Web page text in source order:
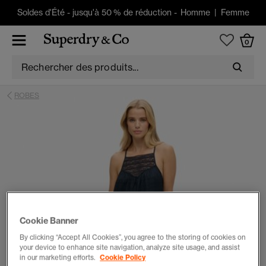
Soldes d'Été -jusqu'à 50 % de réduction - Homme| Femme
0
ROBES
Cookie Banner
By clicking “Accept All Cookies”, you agree to the storing of cookies on
your device to enhance site navigation, analyze site usage, and assist
in our marketing efforts. Cookie Policy